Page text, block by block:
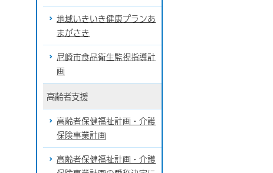
地域いきいき健康プランあ
まがさき
尼崎市食品衛生監視指導計
画
高齢者支援
高齢者保健福祉計画・介護
保険事業計画
高齢者保健福祉計画・介護